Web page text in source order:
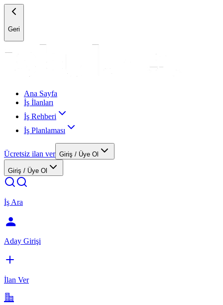
Geri
Ana Sayfa
İş İlanları
İş Rehberi
İş Planlaması
Ücretsiz ilan ver Giriş / Üye Ol
Giriş / Üye Ol
İş Ara
Aday Girişi
İlan Ver